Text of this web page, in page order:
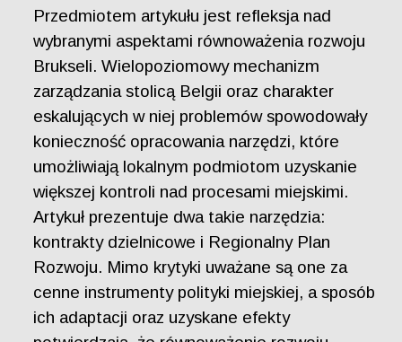
Przedmiotem artykułu jest refleksja nad
wybranymi aspektami równoważenia rozwoju
Brukseli. Wielopoziomowy mechanizm
zarządzania stolicą Belgii oraz charakter
eskalujących w niej problemów spowodowały
konieczność opracowania narzędzi, które
umożliwiają lokalnym podmiotom uzyskanie
większej kontroli nad procesami miejskimi.
Artykuł prezentuje dwa takie narzędzia:
kontrakty dzielnicowe i Regionalny Plan
Rozwoju. Mimo krytyki uważane są one za
cenne instrumenty polityki miejskiej, a sposób
ich adaptacji oraz uzyskane efekty